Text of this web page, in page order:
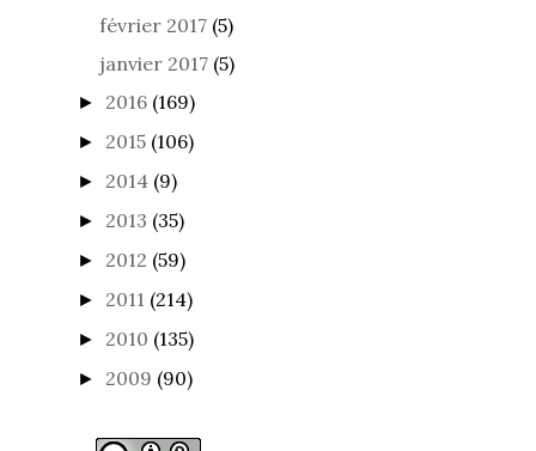
février 2017 (5)
janvier 2017 (5)
► 2016 (169)
► 2015 (106)
► 2014 (9)
► 2013 (35)
► 2012 (59)
► 2011 (214)
► 2010 (135)
► 2009 (90)